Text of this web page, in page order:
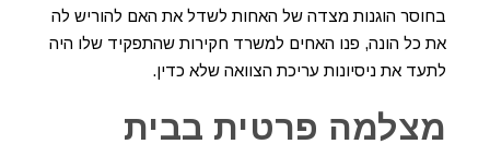
בחוסר הוגנות מצדה של האחות לשדל את האם להוריש לה
את כל הונה, פנו האחים למשרד חקירות שהתפקיד שלו היה
לתעד את ניסיונות עריכת הצוואה שלא כדין.
מצלמה פרטית בבית